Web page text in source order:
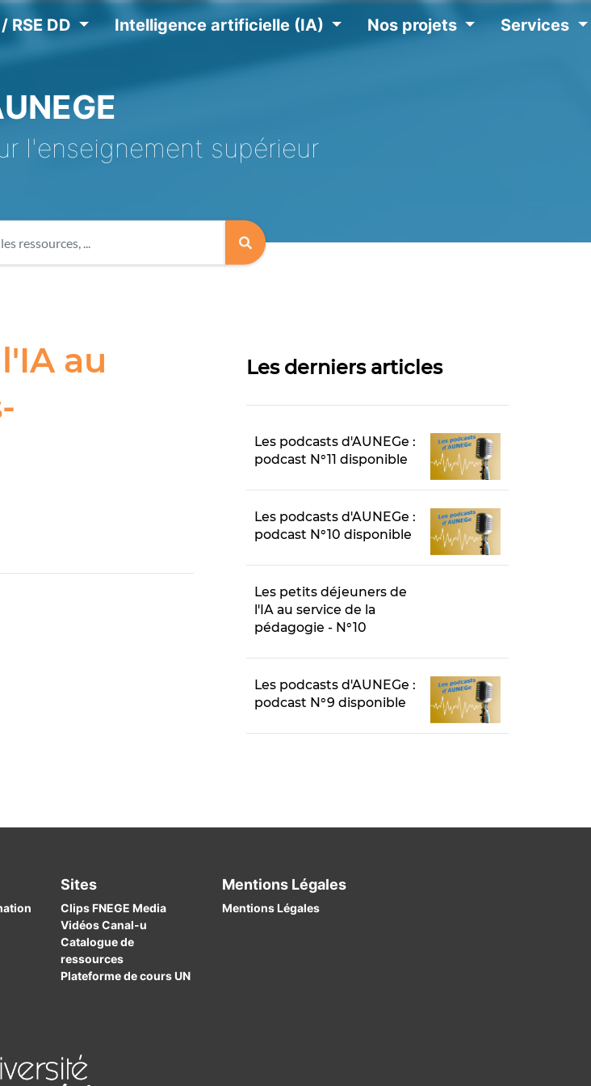
RSE DD Intelligence artificielle (IA) Nos projets Services
l'enseignement supérieur
au
Les derniers articles
Les podcasts d'AUNEGe :
podcast N°11 disponible
Les podcasts d'AUNEGe :
podcast N°10 disponible
Les petits déjeuners de
l'IA au service de la
pédagogie - N°10
Les podcasts d'AUNEGe :
podcast N°9 disponible
Sites
Clips FNEGE Media
Vidéos Canal-u
Catalogue de
ressources
Plateforme de cours UN
Mentions Légales
Mentions Légales